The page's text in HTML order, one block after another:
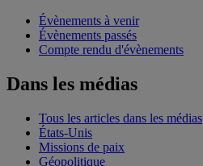
Évènements à venir
Évènements passés
Compte rendu d'évènements
Dans les médias
Tous les articles dans les médias
États-Unis
Missions de paix
Géopolitique